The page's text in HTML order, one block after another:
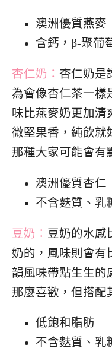
澳洲優質燕麥
含鈣，β-聚葡
杏仁奶： 杏仁奶是
為會像杏仁茶一樣
味比燕麥奶更加清
微堅果香，純飲就
那種大家可能會有
澳洲優質杏仁
不含麩質、乳
豆奶： 豆奶的水感
奶的，風味則會有
韻風味帶點生生的
那麼喜歡，但搭配
低飽和脂肪
不含麩質、乳